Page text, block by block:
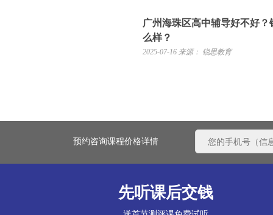
广州海珠区高中辅导好不好？
么样？
2025-07-16 来源： 锐思教育
预约咨询课程价格详情
先听课后交钱